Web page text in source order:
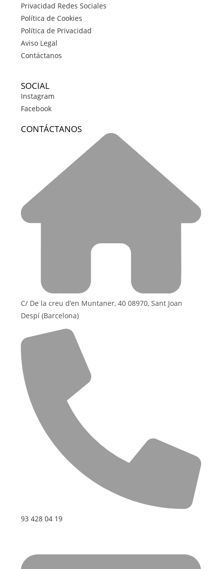
Privacidad Redes Sociales
Política de Cookies
Política de Privacidad
Aviso Legal
Contáctanos
SOCIAL
Instagram
Facebook
CONTÁCTANOS
C/ De la creu d’en Muntaner, 40 08970, Sant Joan
Despí (Barcelona)
93 428 04 19